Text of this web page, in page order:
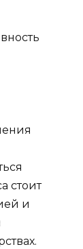
стоит
и